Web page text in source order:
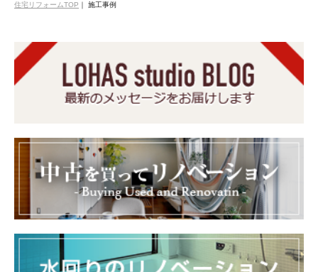
住宅リフォームTOP ｜ 施工事例